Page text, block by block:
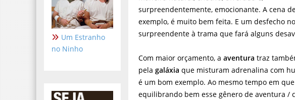
Um Estranho
no Ninho
surpreendentemente, emocionante. A cena
exemplo, é muito bem feita. E um desfecho
surpreendente à trama que fará alguns
Com maior orçamento, aaventuratraz
pelagaláxiaque misturam adrenalina com
é um bom exemplo. Ao mesmo tempo em
equilibrando bem esse gênero de aventura /